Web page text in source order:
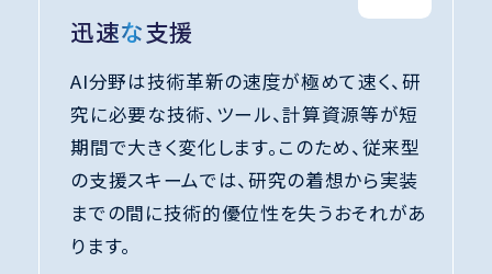
迅速な支援
AI分野は技術革新の速度が極めて速く、研
究に必要な技術、ツール、計算資源等が短
期間で大きく変化します。このため、従来型
の支援スキームでは、研究の着想から実装
までの間に技術的優位性を失うおそれがあ
ります。